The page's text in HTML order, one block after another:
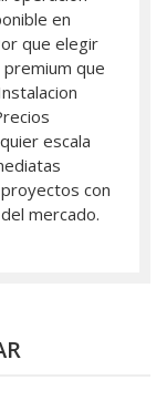
en
que elegir
premium que
escala
con
mercado.